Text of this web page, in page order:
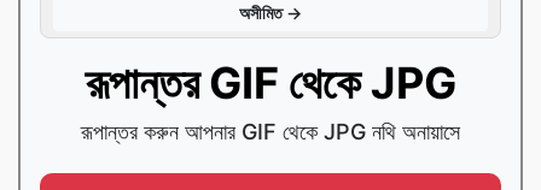
অসীমিত →
রূপান্তর GIF থেকে JPG
রূপান্তর করুন আপনার GIF থেকে JPG নথি অনায়াসে